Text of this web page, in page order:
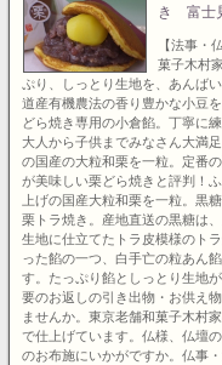
き 富士
【法事・
菓子木村
ぷり、しっとり生地を、あんば
道産有機農法の香り豊かな小豆
どら焼き専用の小倉餡。丁寧に
大人から子供までみなさん大満
の国産の大粒和栗を一粒。定番
が美味しい栗どら焼きと評判！
上げの国産大粒和栗を一粒。黒
栗トラ焼き。産地直送の黒糖は
生地に仕立てたトラ皮模様のト
った餡の一つ、白手亡の粒あん
す。たっぷり餡としっとり生地
要のお返しの引き出物・お供え
ませんか。東京老舗和菓子木村
で仕上げています。仏様、仏壇
のお布施にいかがですか。仏事